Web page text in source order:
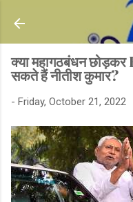
क्या महागठबंधन
सकते हैं नीतीश कुमार?
- Friday, October 21, 2022